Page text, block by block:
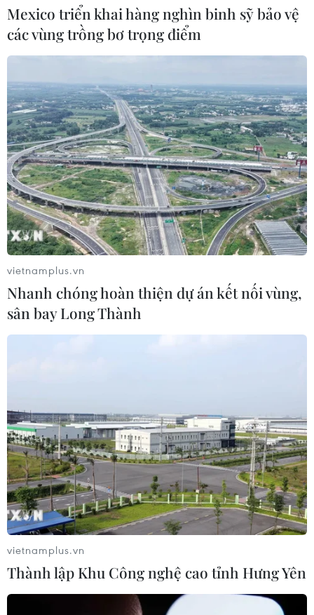
đã cấp
06/08/2026 13:55
Khuyến khích các cơ sở giáo dục đại
học cạnh tranh bằng chất lượng
06/08/2026 13:41
Cần Thơ xem xét đề xuất xây dựng Tổ
hợp Giáo dục-Đào tạo 636 tỷ đồng
Mexico triển khai hàng nghìn binh sỹ bảo vệ
các vùng trồng bơ trọng điểm
vietnamplus.vn
Nhanh chóng hoàn thiện dự án kết nối vùng,
sân bay Long Thành
vietnamplus.vn
Thành lập Khu Công nghệ cao tỉnh Hưng Yên